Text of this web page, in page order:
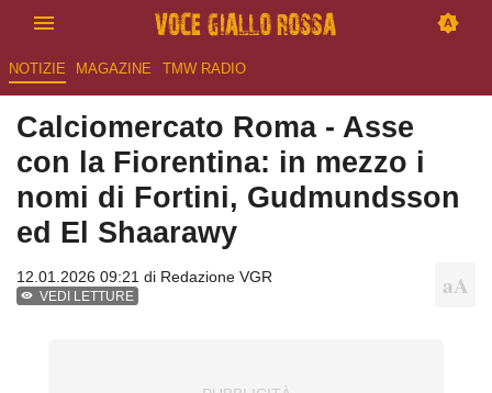
NOTIZIE MAGAZINE TMW RADIO
Calciomercato Roma - Asse
con la Fiorentina: in mezzo i
nomi di Fortini, Gudmundsson
ed El Shaarawy
12.01.2026 09:21 di Redazione VGR
VEDI LETTURE